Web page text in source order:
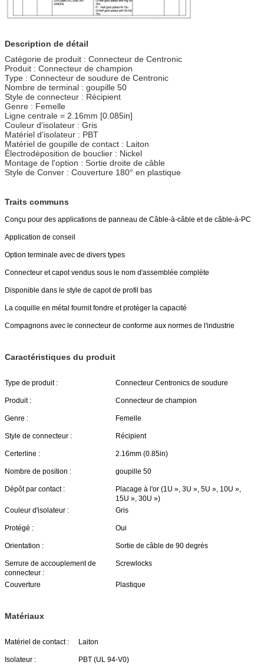
Description de détail
Catégorie de produit : Connecteur de Centronic
Produit : Connecteur de champion
Type : Connecteur de soudure de Centronic
Nombre de terminal : goupille 50
Style de connecteur : Récipient
Genre : Femelle
Ligne centrale = 2.16mm [0.085in]
Couleur d'isolateur : Gris
Matériel d'isolateur : PBT
Matériel de goupille de contact : Laiton
Électrodéposition de bouclier : Nickel
Montage de l'option : Sortie droite de câble
Style de Conver : Couverture 180° en plastique
Traits communs
Conçu pour des applications de panneau de Câble-à-câble et de câble-à-PC
Application de conseil
Option terminale avec de divers types
Connecteur et capot vendus sous le nom d'assemblée complète
Disponible dans le style de capot de profil bas
La coquille en métal fournit fondre et protéger la capacité
Compagnons avec le connecteur de conforme aux normes de l'industrie
Caractéristiques du produit
Type de produit : Connecteur Centronics de soudure
Produit : Connecteur de champion
Genre : Femelle
Style de connecteur : Récipient
Certerline : 2.16mm (0.85in)
Nombre de position : goupille 50
Dépôt par contact :
Placage à l'or (1U », 3U », 5U », 10U »,
15U », 30U »)
Couleur d'isolateur :
Gris
Protégé : Oui
Orientation : Sortie de câble de 90 degrés
Serrure de accouplement de
connecteur :
Screwlocks
Couverture Plastique
Matériaux
Matériel de contact : Laiton
Isolateur : PBT (UL 94-V0)